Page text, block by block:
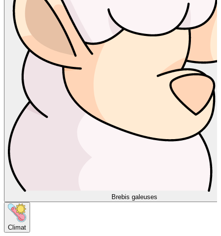
Brebis galeuses
Climat